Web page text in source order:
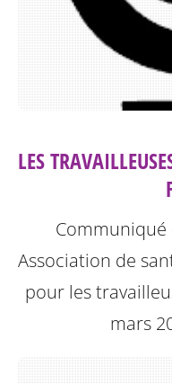
LES
Communiqué
Association de
pour les
mars